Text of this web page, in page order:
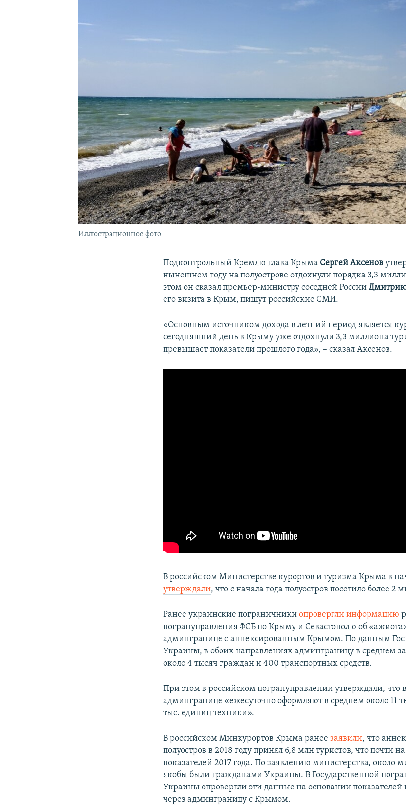
Иллюстрационное фото
Подконтрольный Кремлю глава Крыма Сергей Аксенов
нынешнем году на полуострове отдохнули порядка 3,3
этом он сказал премьер-министру соседней РоссииДмитрию
его визита в Крым, пишут российские СМИ.
«Основным источником дохода в летний период является
сегодняшний день в Крыму уже отдохнули 3,3 миллиона
превышает показатели прошлого года», – сказал Аксенов.
В российском Министерстве курортов и туризма Крыма в
утверждали, что с начала года полуостров посетило более 2
​Ранее украинские пограничникиопровергли информацию
погрануправления ФСБ по Крыму и Севастополю об
админгранице с аннексированным Крымом.​ По данным
Украины, в обоих направлениях админграницу в среднем
около 4 тысяч граждан и 400 транспортных средств. ​
При этом в российском погрануправлении утверждали, что
админгранице «ежесуточно оформляют в среднем около 11
тыс. единиц техники».
В российском Минкурортов Крыма ранеезаявили, что
полуостров в 2018 году принял 6,8 млн туристов, что почти
показателей 2017 года. По заявлению министерства, около
якобы были гражданами Украины. В Государственной
Украины опровергли эти данные на основании показателей
через админграницу с Крымом.